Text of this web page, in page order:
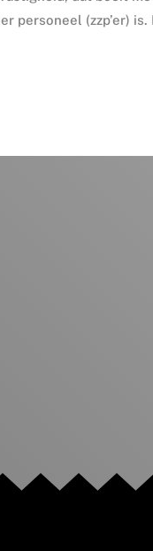
personeel (zzp’er) is.